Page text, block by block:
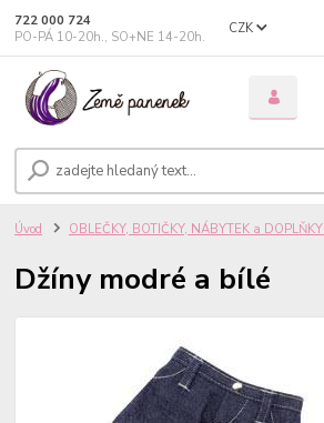
CZK
722 000 724
PO-PÁ 10-20h., SO+NE 14-20h.
Úvod OBLEČKY, BOTIČKY, NÁBYTEK a DOPLŇKY
Džíny modré a bílé